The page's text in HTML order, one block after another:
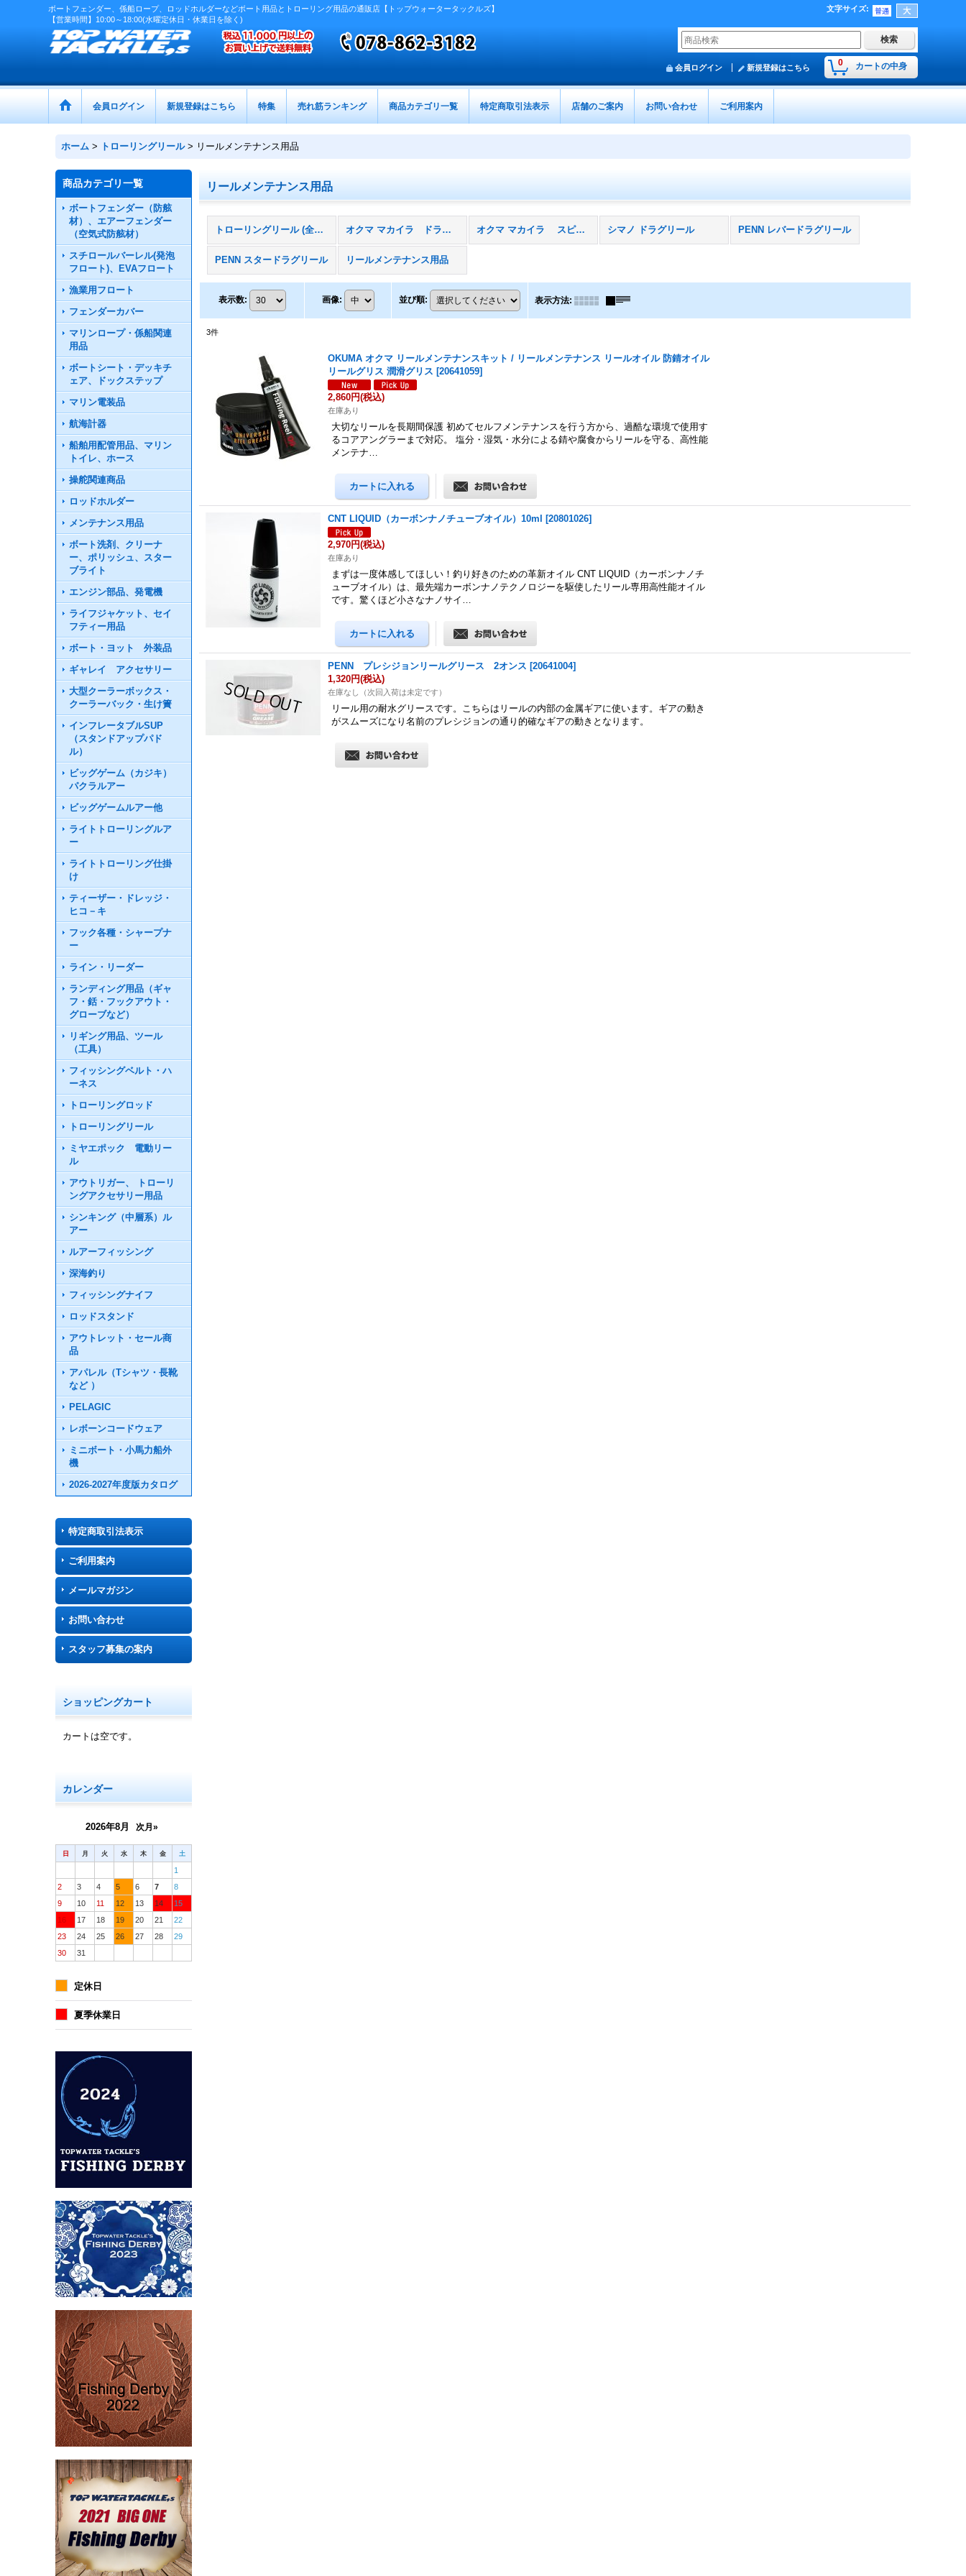
ボートフェンダー、係船ロープ、ロッドホルダーなどボート用品とトローリング用品の通販店【トップウォータータックルズ】
【営業時間】10:00～18:00(水曜定休日・休業日を除く)
文字サイズ:
0 カートの中身
会員ログイン 新規登録はこちら
会員ログイン 新規登録はこちら 特集 売れ筋ランキング 商品カテゴリ一覧 特定商取引法表示 店舗のご案内 お問い合わせ ご利用案内
ホーム > トローリングリール > リールメンテナンス用品
商品カテゴリ一覧
ボートフェンダー（防舷
材）、エアーフェンダー
（空気式防舷材）
スチロールバーレル(発泡
フロート)、EVAフロート
漁業用フロート
フェンダーカバー
マリンロープ・係船関連
用品
ボートシート・デッキチ
ェア、ドックステップ
マリン電装品
航海計器
船舶用配管用品、マリン
トイレ、ホース
操舵関連商品
ロッドホルダー
メンテナンス用品
ボート洗剤、クリーナ
ー、ポリッシュ、スター
ブライト
エンジン部品、発電機
ライフジャケット、セイ
フティー用品
ボート・ヨット 外装品
ギャレイ アクセサリー
大型クーラーボックス・
クーラーバック・生け簀
インフレータブルSUP
（スタンドアップパド
ル）
ビッグゲーム（カジキ）
パクラルアー
ビッグゲームルアー他
ライトトローリングルア
ー
ライトトローリング仕掛
け
ティーザー・ドレッジ・
ヒコ－キ
フック各種・シャープナ
ー
ライン・リーダー
ランディング用品（ギャ
フ・銛・フックアウト・
グローブなど）
リギング用品、ツール
（工具）
フィッシングベルト・ハ
ーネス
トローリングロッド
トローリングリール
ミヤエポック 電動リー
ル
アウトリガー、 トローリ
ングアクセサリー用品
シンキング（中層系）ル
アー
ルアーフィッシング
深海釣り
フィッシングナイフ
ロッドスタンド
アウトレット・セール商
品
アパレル（Tシャツ・長靴
など ）
PELAGIC
レボーンコードウェア
ミニボート・小馬力船外
機
2026-2027年度版カタログ
特定商取引法表示
ご利用案内
メールマガジン
お問い合わせ
スタッフ募集の案内
ショッピングカート
カートは空です。
カレンダー
2026年8月 次月»
日 月 火 水 木 金 土
1
2
3 4 5 6 7
8
9
10 11 12 13 14
15
16
17 18 19 20 21
22
23
24 25 26 27 28
29
30
31
定休日
夏季休業日
リールメンテナンス用品
トローリングリール (全商品) オクマ マカイラ ドラグリール オクマ マカイラ スピニングリール シマノ ドラグリール PENN レバードラグリール
PENN スタードラグリール リールメンテナンス用品
表示数: 画像: 並び順: 表示方法:
3件
OKUMA オクマ リールメンテナンスキット / リールメンテナンス リールオイル 防錆オイル
リールグリス 潤滑グリス [20641059]
2,860円(税込)
在庫あり
大切なリールを長期間保護 初めてセルフメンテナンスを行う方から、過酷な環境で使用す
るコアアングラーまで対応。 塩分・湿気・水分による錆や腐食からリールを守る、高性能
メンテナ…
CNT LIQUID（カーボンナノチューブオイル）10ml [20801026]
2,970円(税込)
在庫あり
まずは一度体感してほしい！釣り好きのための革新オイル CNT LIQUID（カーボンナノチ
ューブオイル）は、最先端カーボンナノテクノロジーを駆使したリール専用高性能オイル
です。驚くほど小さなナノサイ…
PENN プレシジョンリールグリース 2オンス [20641004]
1,320円(税込)
在庫なし（次回入荷は未定です）
リール用の耐水グリースです。こちらはリールの内部の金属ギアに使います。ギアの動き
がスムーズになり名前のプレシジョンの通り的確なギアの動きとなります。